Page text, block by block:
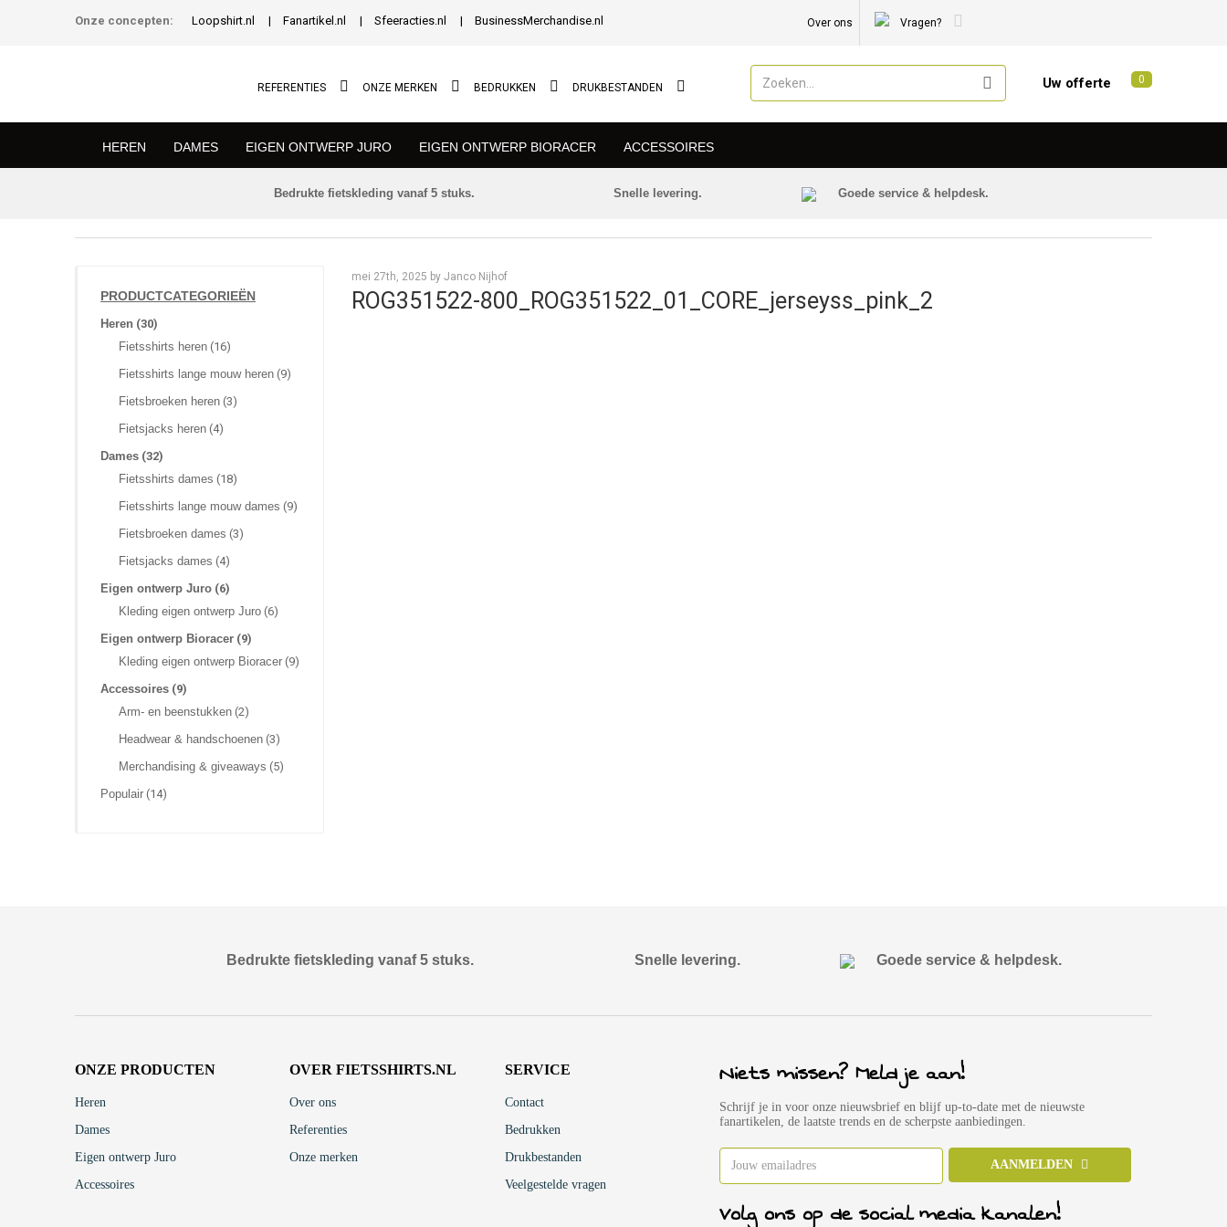
Onze concepten: Loopshirt.nl Fanartikel.nl Sfeeracties.nl BusinessMerchandise.nl Over ons Vragen?
REFERENTIES ONZE MERKEN BEDRUKKEN DRUKBESTANDEN Uw offerte 0
HEREN DAMES EIGEN ONTWERP JURO EIGEN ONTWERP BIORACER ACCESSOIRES
Bedrukte fietskleding vanaf 5 stuks. Snelle levering. Goede service & helpdesk.
mei 27th, 2025 by Janco Nijhof
ROG351522-800_ROG351522_01_CORE_jerseyss_pink_2
PRODUCTCATEGORIEËN
Heren (30)
Fietsshirts heren (16)
Fietsshirts lange mouw heren (9)
Fietsbroeken heren (3)
Fietsjacks heren (4)
Dames (32)
Fietsshirts dames (18)
Fietsshirts lange mouw dames (9)
Fietsbroeken dames (3)
Fietsjacks dames (4)
Eigen ontwerp Juro (6)
Kleding eigen ontwerp Juro (6)
Eigen ontwerp Bioracer (9)
Kleding eigen ontwerp Bioracer (9)
Accessoires (9)
Arm- en beenstukken (2)
Headwear & handschoenen (3)
Merchandising & giveaways (5)
Populair (14)
Bedrukte fietskleding vanaf 5 stuks. Snelle levering. Goede service & helpdesk.
ONZE PRODUCTEN
Heren
Dames
Eigen ontwerp Juro
Accessoires
OVER FIETSSHIRTS.NL
Over ons
Referenties
Onze merken
SERVICE
Contact
Bedrukken
Drukbestanden
Veelgestelde vragen
Niets missen? Meld je aan!
Schrijf je in voor onze nieuwsbrief en blijf up-to-date met de nieuwste
fanartikelen, de laatste trends en de scherpste aanbiedingen.
AANMELDEN
Volg ons op de social media kanalen!